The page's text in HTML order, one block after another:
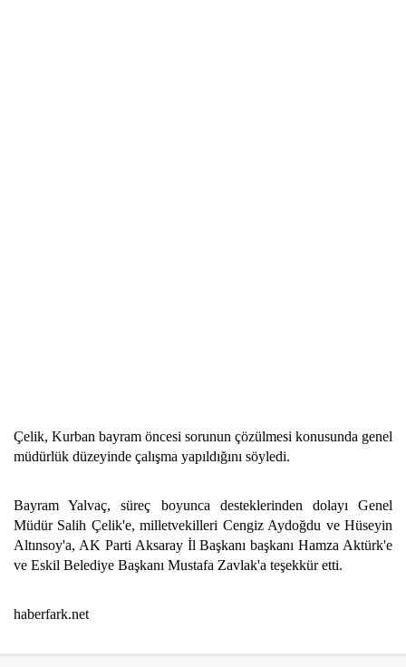
Çelik, Kurban bayram öncesi sorunun çözülmesi konusunda genel
müdürlük düzeyinde çalışma yapıldığını söyledi.
Bayram Yalvaç, süreç boyunca desteklerinden dolayı Genel
Müdür Salih Çelik'e, milletvekilleri Cengiz Aydoğdu ve Hüseyin
Altınsoy'a, AK Parti Aksaray İl Başkanı başkanı Hamza Aktürk'e
ve Eskil Belediye Başkanı Mustafa Zavlak'a teşekkür etti.
haberfark.net